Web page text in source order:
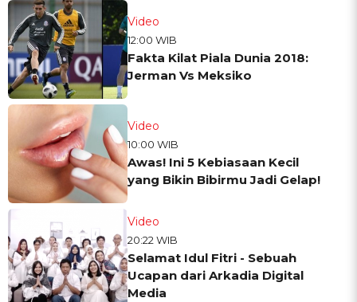
Video
12:00 WIB
Fakta Kilat Piala Dunia 2018:
Jerman Vs Meksiko
Video
10:00 WIB
Awas! Ini 5 Kebiasaan Kecil
yang Bikin Bibirmu Jadi Gelap!
Video
20:22 WIB
Selamat Idul Fitri - Sebuah
Ucapan dari Arkadia Digital
Media